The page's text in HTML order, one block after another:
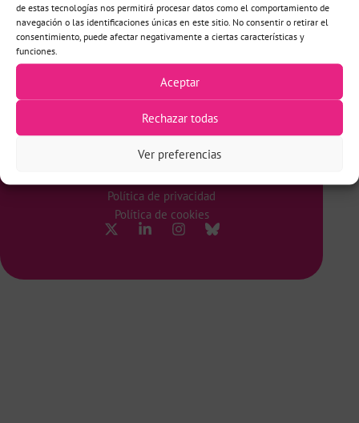
de estas tecnologías nos permitirá procesar datos como el comportamiento de
navegación o las identificaciones únicas en este sitio. No consentir o retirar el
consentimiento, puede afectar negativamente a ciertas características y
funciones.
Aceptar
Rechazar todas
Ver preferencias
Agenda
Libros
Blog
Política de privacidad
Política de cookies